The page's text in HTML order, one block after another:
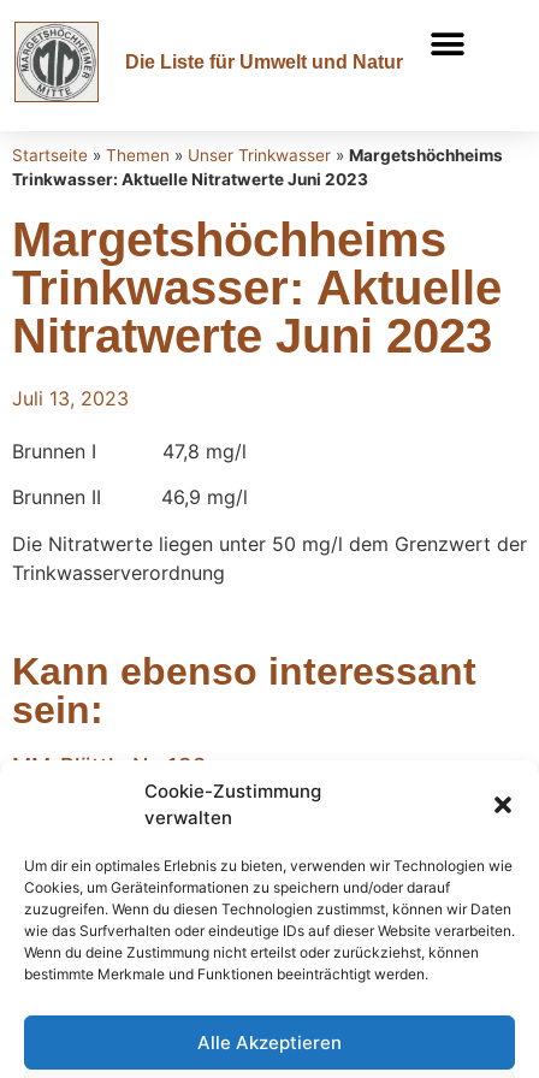
Cookie-Zustimmung
verwalten
Um dir ein optimales Erlebnis zu bieten, verwenden wir Technologien wie
Cookies, um Geräteinformationen zu speichern und/oder darauf
zuzugreifen. Wenn du diesen Technologien zustimmst, können wir Daten
wie das Surfverhalten oder eindeutige IDs auf dieser Website verarbeiten.
Wenn du deine Zustimmung nicht erteilst oder zurückziehst, können
bestimmte Merkmale und Funktionen beeinträchtigt werden.
Alle Akzeptieren
Die Liste für Umwelt und Natur
Startseite » Themen » Unser Trinkwasser » Margetshöchheims
Trinkwasser: Aktuelle Nitratwerte Juni 2023
Margetshöchheims
Trinkwasser: Aktuelle
Nitratwerte Juni 2023
Juli 13, 2023
Brunnen I 47,8 mg/l
Brunnen II 46,9 mg/l
Die Nitratwerte liegen unter 50 mg/l dem Grenzwert der
Trinkwasserverordnung
Kann ebenso interessant
sein:
MM-Blättle Nr. 138
MM Blättle Nr. 138
Weihnachtsrede der MM im Gemeinderat – im
Wiederum neigt sich ein Jahr dem Ende zu, wiederum voller
einschneidender Ereignisse im Großen wie im Kleinen. Gehen wir
also zunächst vom Großen zum Kleinen.
Bericht vom 17. Repair-Café
großer Beliebtheit und zog diesmal Besucher aus acht
verschiedenen Gemeinden an. Bei der letzten Veranstaltung am
29. März